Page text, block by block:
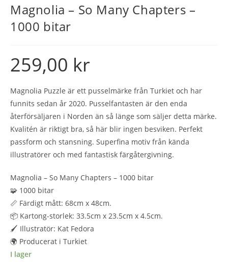
Magnolia – So Many Chapters –
1000 bitar
259,00 kr
Magnolia Puzzle är ett pusselmärke från Turkiet och har
funnits sedan år 2020. Pusselfantasten är den enda
återförsäljaren i Norden än så länge som säljer detta märke.
Kvalitén är riktigt bra, så här blir ingen besviken. Perfekt
passform och stansning. Superfina motiv från kända
illustratörer och med fantastisk färgåtergivning.
Magnolia – So Many Chapters – 1000 bitar
🧩 1000 bitar
📏 Färdigt mått: 68cm x 48cm.
📦 Kartong-storlek: 33.5cm x 23.5cm x 4.5cm.
🖌️ Illustratör: Kat Fedora
🌍 Producerat i Turkiet
I lager